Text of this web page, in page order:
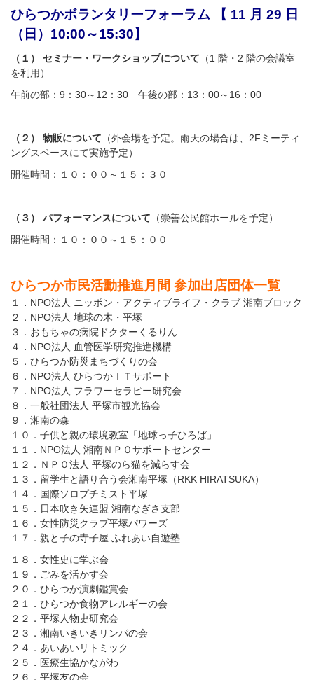
ひらつかボランタリーフォーラム 【 11 月 29 日
（日）10:00～15:30】
（１） セミナー・ワークショップについて （1 階・2 階の会議室
を利用）
午前の部：9：30～12：30 午後の部：13：00～16：00
（２） 物販について （外会場を予定。雨天の場合は、2Fミーティ
ングスペースにて実施予定）
開催時間：１０：００～１５：３０
（３） パフォーマンスについて （崇善公民館ホールを予定）
開催時間：１０：００～１５：００
ひらつか市民活動推進月間 参加出店団体一覧
１．NPO法人 ニッポン・アクティブライフ・クラブ 湘南ブロック
２．NPO法人 地球の木・平塚
３．おもちゃの病院ドクターくるりん
４．NPO法人 血管医学研究推進機構
５．ひらつか防災まちづくりの会
６．NPO法人 ひらつかＩＴサポート
７．NPO法人 フラワーセラピー研究会
８．一般社団法人 平塚市観光協会
９．湘南の森
１０．子供と親の環境教室「地球っ子ひろば」
１１．NPO法人 湘南ＮＰＯサポートセンター
１２．ＮＰＯ法人 平塚のら猫を減らす会
１３．留学生と語り合う会湘南平塚（RKK HIRATSUKA）
１４．国際ソロプチミスト平塚
１５．日本吹き矢連盟 湘南なぎさ支部
１６．女性防災クラブ平塚パワーズ
１７．親と子の寺子屋 ふれあい自遊塾
１８．女性史に学ぶ会
１９．ごみを活かす会
２０．ひらつか演劇鑑賞会
２１．ひらつか食物アレルギーの会
２２．平塚人物史研究会
２３．湘南いきいきリンパの会
２４．あいあいリトミック
２５．医療生協かながわ
２６．平塚友の会